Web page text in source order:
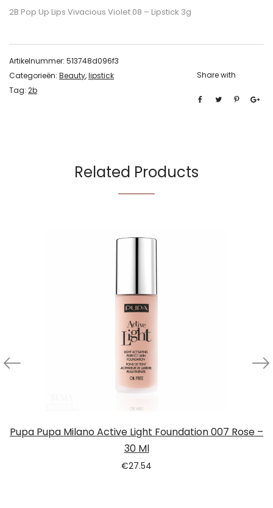
2B Pop Up Lips Vivacious Violet 08 – Lipstick 3g
Artikelnummer: 513748d096f3
Categorieën: Beauty,lipstick
Tag: 2b
Share with
Related Products
Pupa Pupa Milano Active Light Foundation 007 Rose –
30 Ml
€27.54